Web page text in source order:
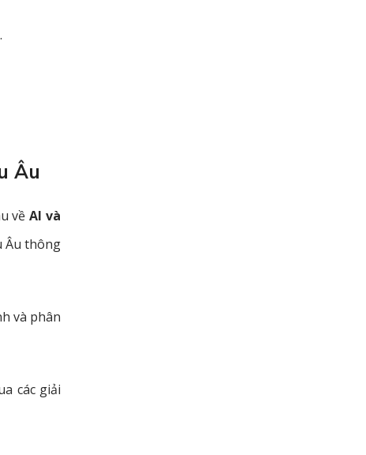
Âu
vềAI và
Âu thông
và phân
các giải